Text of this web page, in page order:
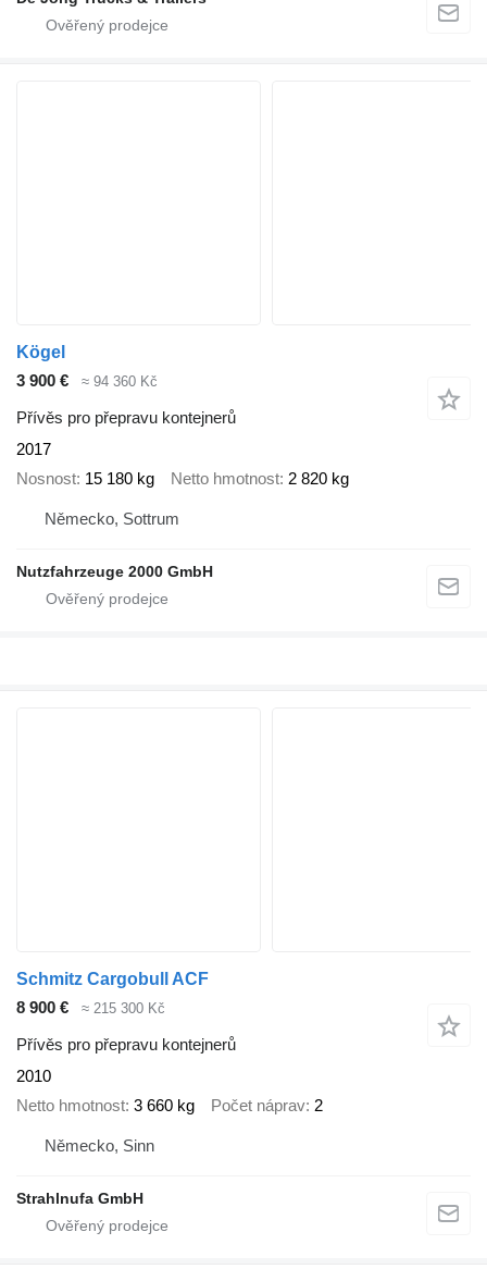
Kögel
3 900 €
≈ 94 360 Kč
Přívěs pro přepravu kontejnerů
2017
Nosnost 15 180 kg Netto hmotnost 2 820 kg
Německo, Sottrum
Nutzfahrzeuge 2000 GmbH
Schmitz Cargobull ACF
8 900 €
≈ 215 300 Kč
Přívěs pro přepravu kontejnerů
2010
Netto hmotnost 3 660 kg Počet náprav 2
Německo, Sinn
Strahlnufa GmbH